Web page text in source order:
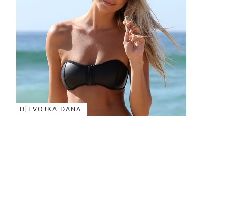
DjEVOJKA DANA